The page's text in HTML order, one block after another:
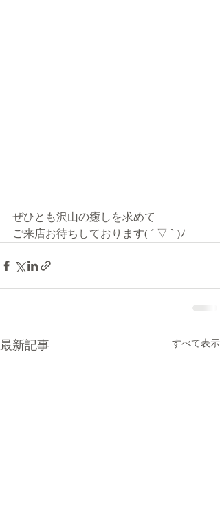
ぜひとも沢山の癒しを求めて
ご来店お待ちしております( ´ ▽ ` )ﾉ
最新記事 すべて表示